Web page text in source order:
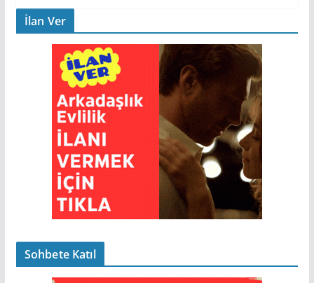
İlan Ver
Sohbete Katıl